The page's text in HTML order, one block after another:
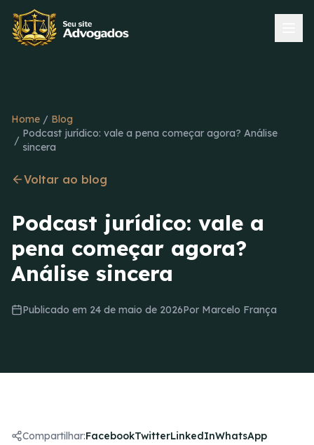
Home / Blog
/
Podcast jurídico: vale a pena começar agora? Análise
sincera
Voltar ao blog
Podcast jurídico: vale a
pena começar agora?
Análise sincera
Publicado em 24 de maio de 2026Por Marcelo França
Compartilhar:FacebookTwitterLinkedInWhatsApp